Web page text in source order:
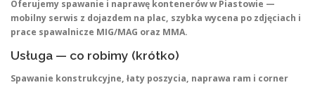
Oferujemy spawanie i naprawę kontenerów w Piastowie —
mobilny serwis z dojazdem na plac, szybka wycena po zdjęciach i
prace spawalnicze MIG/MAG oraz MMA.
Usługa — co robimy (krótko)
Spawanie konstrukcyjne, łaty poszycia, naprawa ram i corner